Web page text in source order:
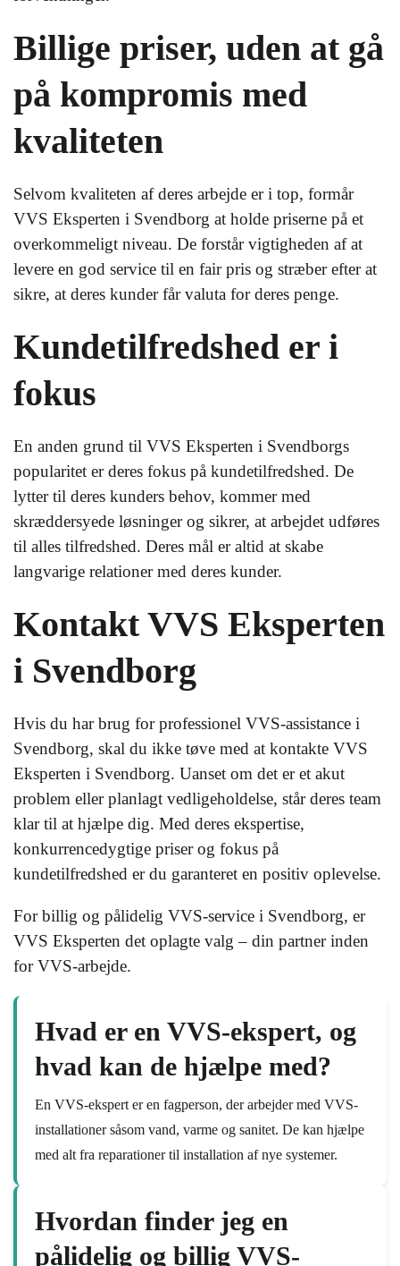
Billige priser, uden at gå
på kompromis med
kvaliteten
Selvom kvaliteten af deres arbejde er i top, formår
VVS Eksperten i Svendborg at holde priserne på et
overkommeligt niveau. De forstår vigtigheden af at
levere en god service til en fair pris og stræber efter at
sikre, at deres kunder får valuta for deres penge.
Kundetilfredshed er i
fokus
En anden grund til VVS Eksperten i Svendborgs
popularitet er deres fokus på kundetilfredshed. De
lytter til deres kunders behov, kommer med
skræddersyede løsninger og sikrer, at arbejdet udføres
til alles tilfredshed. Deres mål er altid at skabe
langvarige relationer med deres kunder.
Kontakt VVS Eksperten
i Svendborg
Hvis du har brug for professionel VVS-assistance i
Svendborg, skal du ikke tøve med at kontakte VVS
Eksperten i Svendborg. Uanset om det er et akut
problem eller planlagt vedligeholdelse, står deres team
klar til at hjælpe dig. Med deres ekspertise,
konkurrencedygtige priser og fokus på
kundetilfredshed er du garanteret en positiv oplevelse.
For billig og pålidelig VVS-service i Svendborg, er
VVS Eksperten det oplagte valg – din partner inden
for VVS-arbejde.
Hvad er en VVS-ekspert, og
hvad kan de hjælpe med?
En VVS-ekspert er en fagperson, der arbejder med VVS-
installationer såsom vand, varme og sanitet. De kan hjælpe
med alt fra reparationer til installation af nye systemer.
Hvordan finder jeg en
pålidelig og billig VVS-